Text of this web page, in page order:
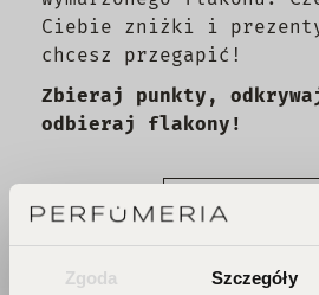
Zgoda Szczegóły
Ciebie zniżki i
chcesz przegapić!
Zbieraj punkty,
odbieraj flakony!
DOŁĄCZ DO